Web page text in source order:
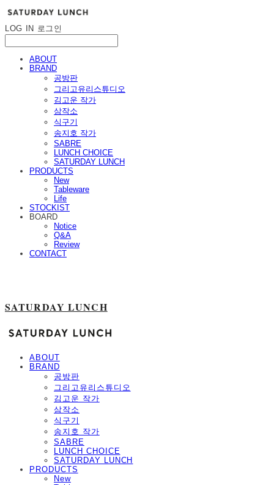
LOG IN 로그인
ABOUT
BRAND
공방판
그리고유리스튜디오
김고운 작가
삼작소
식구기
송지호 작가
SABRE
LUNCH CHOICE
SATURDAY LUNCH
PRODUCTS
New
Tableware
Life
STOCKIST
BOARD
Notice
Q&A
Review
CONTACT
SATURDAY LUNCH
ABOUT
BRAND
공방판
그리고유리스튜디오
김고운 작가
삼작소
식구기
송지호 작가
SABRE
LUNCH CHOICE
SATURDAY LUNCH
PRODUCTS
New